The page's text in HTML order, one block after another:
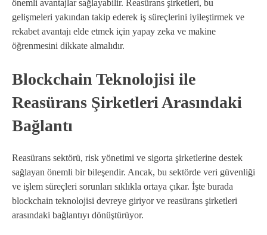
önemli avantajlar sağlayabilir. Reasürans şirketleri, bu
gelişmeleri yakından takip ederek iş süreçlerini iyileştirmek ve
rekabet avantajı elde etmek için yapay zeka ve makine
öğrenmesini dikkate almalıdır.
Blockchain Teknolojisi ile
Reasürans Şirketleri Arasındaki
Bağlantı
Reasürans sektörü, risk yönetimi ve sigorta şirketlerine destek
sağlayan önemli bir bileşendir. Ancak, bu sektörde veri güvenliği
ve işlem süreçleri sorunları sıklıkla ortaya çıkar. İşte burada
blockchain teknolojisi devreye giriyor ve reasürans şirketleri
arasındaki bağlantıyı dönüştürüyor.